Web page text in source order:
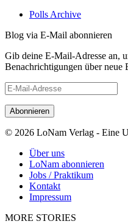
Polls Archive
Blog via E-Mail abonnieren
Gib deine E-Mail-Adresse an,
Benachrichtigungen über neue
E-
Mail-
Adresse
© 2026 LoNam Verlag - Eine
Über uns
LoNam abonnieren
Jobs / Praktikum
Kontakt
Impressum
MORE STORIES